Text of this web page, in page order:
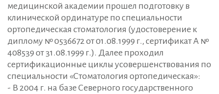
медицинской академии прошел подготовку в
клинической ординатуре по специальности
ортопедическая стоматология (удостоверение к
диплому № 0536672 от 01.08.1999 г., сертификат А №
408539 от 31.08.1999 г.). Далее проходил
сертификационные циклы усовершенствования по
специальности «Стоматология ортопедическая»:
- В 2004 г. на базе Северного государственного